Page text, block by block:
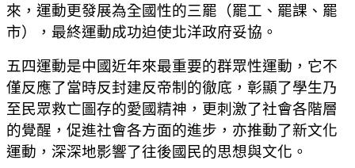
來，運動更發展為全國性的三罷（罷工、罷課、罷
市），最終運動成功迫使北洋政府妥協。
五四運動是中國近年來最重要的群眾性運動，它不
僅反應了當時反封建反帝制的徹底，彰顯了學生乃
至民眾救亡圖存的愛國精神，更刺激了社會各階層
的覺醒，促進社會各方面的進步，亦推動了新文化
運動，深深地影響了往後國民的思想與文化。